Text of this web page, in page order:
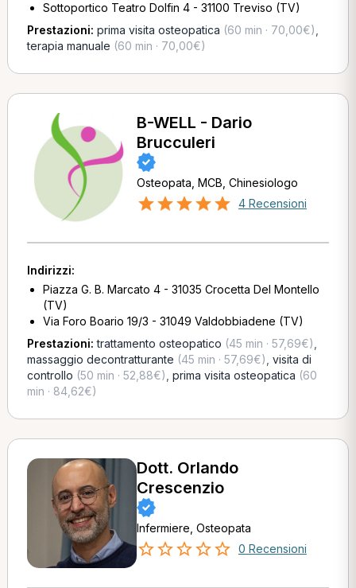
Sottoportico Teatro Dolfin 4 - 31100 Treviso (TV)
Prestazioni: prima visita osteopatica (60 min · 70,00€)
terapia manuale (60 min · 70,00€)
B-WELL - Dario
Brucculeri
Osteopata, MCB, Chinesiologo
4 Recensioni
Indirizzi:
Piazza G. B. Marcato 4 - 31035 Crocetta Del Montello
(TV)
Via Foro Boario 19/3 - 31049 Valdobbiadene (TV)
Prestazioni:trattamento osteopatico (45 min · 57,69€)
massaggio decontratturante (45 min · 57,69€) visita di
controllo (50 min · 52,88€) prima visita osteopatica (60
min · 84,62€)
Dott. Orlando
Crescenzio
Infermiere, Osteopata
0 Recensioni